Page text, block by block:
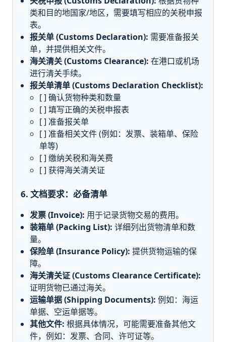
类和目的地国家/地区，需要填写相应的关税申报
表。
报关单 (Customs Declaration): 需要准备报关
单，并提供相关文件。
海关清关 (Customs Clearance): 在港口或机场
进行清关手续。
报关单清单 (Customs Declaration Checklist):
[ ] 确认货物种类和数量
[ ] 填写正确的关税申报表
[ ] 准备报关单
[ ] 准备相关文件 (例如：发票、装箱单、保险
单等)
[ ] 缴纳关税和海关费
[ ] 获得海关清关证
6. 文档要求：必备清单
发票 (Invoice): 用于记录货物交易的费用。
装箱单 (Packing List): 详细列出货物清单和数
量。
保险单 (Insurance Policy): 提供货物运输的保
障。
海关清关证 (Customs Clearance Certificate):
证明货物已通过海关。
运输单据 (Shipping Documents): 例如：海运
单据、空运单据等。
其他文件: 根据具体情况，可能需要准备其他文
件，例如：发票、合同、许可证等。